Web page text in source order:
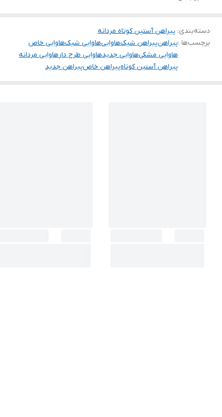
دسته‌بندی: پیراهن آستین کوتاه مردانه
برچسب‌ها :پیراهنپیراهن شیکهاواییهاوایی شیکهاوایی خاص
هاوایی مشکیهاوایی جدیدهاوایی طرح دار هاوایی مردانه
پیراهن آستین کوتاهپیراهن خاصپیراهن جدید